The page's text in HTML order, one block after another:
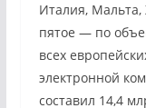
Италия,
пятое — по
всех
электронной
составил 14,4